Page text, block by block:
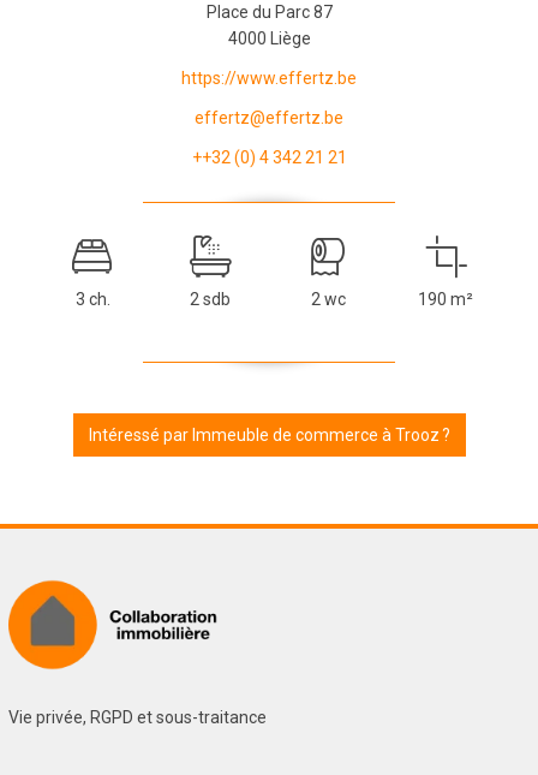
Place du Parc 87
4000 Liège
https://www.effertz.be
effertz@effertz.be
++32 (0) 4 342 21 21
3 ch. 2 sdb 2 wc 190 m²
Intéressé par Immeuble de commerce à Trooz ?
Vie privée, RGPD et sous-traitance